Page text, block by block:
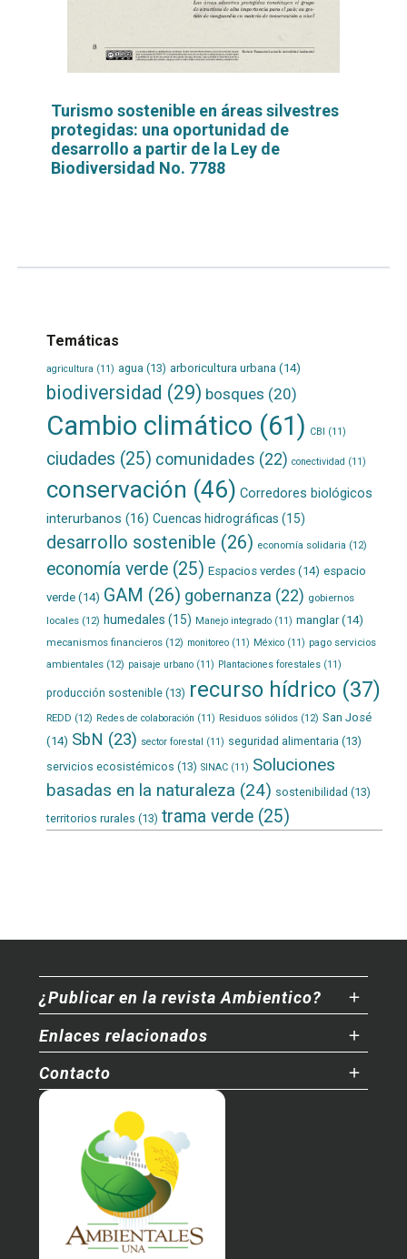
Turismo sostenible en áreas silvestres
protegidas: una oportunidad de
desarrollo a partir de la Ley de
Biodiversidad No. 7788
Temáticas
agricultura (11) agua (13) arboricultura urbana (14)
biodiversidad (29) bosques (20)
Cambio climático (61) CBI (11)
ciudades (25) comunidades (22) conectividad (11)
conservación (46) Corredores biológicos
interurbanos (16) Cuencas hidrográficas (15)
desarrollo sostenible (26) economía solidaria (12)
economía verde(25) Espacios verdes(14) espacio
verde(14) GAM (26) gobernanza (22) gobiernos
locales(12) humedales (15) Manejo integrado(11) manglar(14)
mecanismos financieros(12) monitoreo(11) México(11) pago servicios
ambientales(12) paisaje urbano(11) Plantaciones forestales(11)
producción sostenible(13) recurso hídrico(37)
REDD (12) Redes de colaboración (11) Residuos sólidos(12) San José
(14) SbN (23) sector forestal (11) seguridad alimentaria (13)
servicios ecosistémicos (13) SINAC(11) Soluciones
basadas en la naturaleza (24) sostenibilidad (13)
territorios rurales (13) trama verde(25)
¿Publicar en la revista Ambientico?
Enlaces relacionados
Contacto